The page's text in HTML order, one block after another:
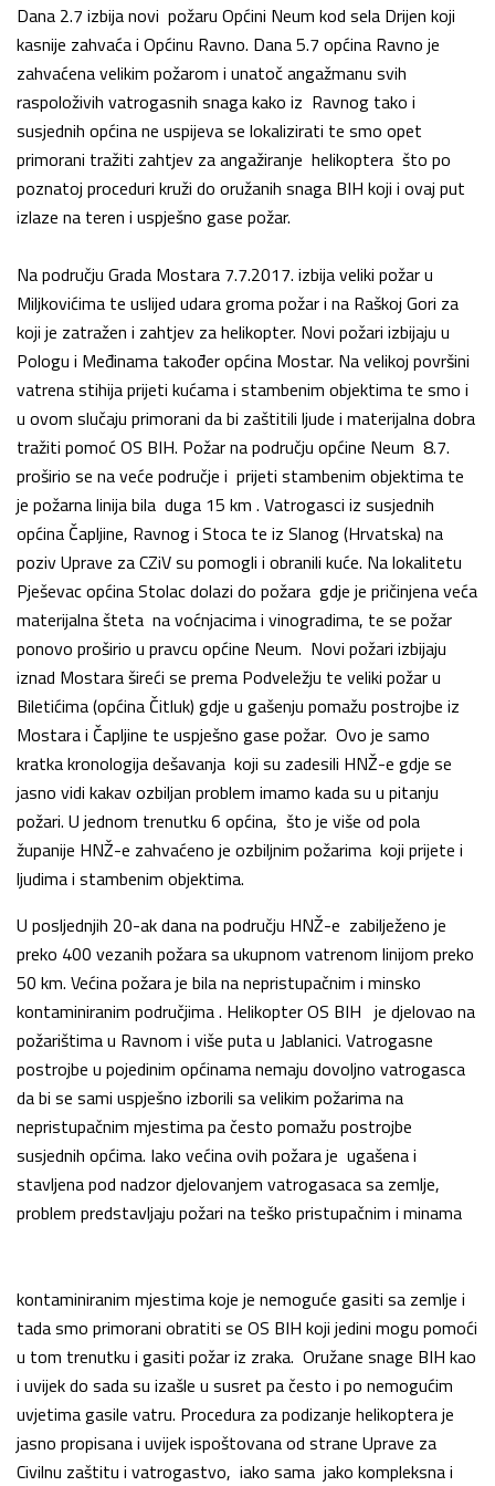
Dana 2.7 izbija novi požaru Općini Neum kod sela Drijen koji
kasnije zahvaća i Općinu Ravno. Dana 5.7 općina Ravno je
zahvaćena velikim požarom i unatoč angažmanu svih
raspoloživih vatrogasnih snaga kako iz Ravnog tako i
susjednih općina ne uspijeva se lokalizirati te smo opet
primorani tražiti zahtjev za angažiranje helikoptera što po
poznatoj proceduri kruži do oružanih snaga BIH koji i ovaj put
izlaze na teren i uspješno gase požar.
Na području Grada Mostara 7.7.2017. izbija veliki požar u
Miljkovićima te uslijed udara groma požar i na Raškoj Gori za
koji je zatražen i zahtjev za helikopter. Novi požari izbijaju u
Pologu i Međinama također općina Mostar. Na velikoj površini
vatrena stihija prijeti kućama i stambenim objektima te smo i
u ovom slučaju primorani da bi zaštitili ljude i materijalna dobra
tražiti pomoć OS BIH. Požar na području općine Neum 8.7.
proširio se na veće područje i prijeti stambenim objektima te
je požarna linija bila duga 15 km . Vatrogasci iz susjednih
općina Čapljine, Ravnog i Stoca te iz Slanog (Hrvatska) na
poziv Uprave za CZiV su pomogli i obranili kuće. Na lokalitetu
Pješevac općina Stolac dolazi do požara gdje je pričinjena veća
materijalna šteta na voćnjacima i vinogradima, te se požar
ponovo proširio u pravcu općine Neum. Novi požari izbijaju
iznad Mostara šireći se prema Podveležju te veliki požar u
Biletićima (općina Čitluk) gdje u gašenju pomažu postrojbe iz
Mostara i Čapljine te uspješno gase požar. Ovo je samo
kratka kronologija dešavanja koji su zadesili HNŽ-e gdje se
jasno vidi kakav ozbiljan problem imamo kada su u pitanju
požari. U jednom trenutku 6 općina, što je više od pola
županije HNŽ-e zahvaćeno je ozbiljnim požarima koji prijete i
ljudima i stambenim objektima.
U posljednjih 20-ak dana na području HNŽ-e zabilježeno je
preko 400 vezanih požara sa ukupnom vatrenom linijom preko
50 km. Većina požara je bila na nepristupačnim i minsko
kontaminiranim područjima . Helikopter OS BIH je djelovao na
požarištima u Ravnom i više puta u Jablanici. Vatrogasne
postrojbe u pojedinim općinama nemaju dovoljno vatrogasca
da bi se sami uspješno izborili sa velikim požarima na
nepristupačnim mjestima pa često pomažu postrojbe
susjednih općima. Iako većina ovih požara je ugašena i
stavljena pod nadzor djelovanjem vatrogasaca sa zemlje,
problem predstavljaju požari na teško pristupačnim i minama
kontaminiranim mjestima koje je nemoguće gasiti sa zemlje i
tada smo primorani obratiti se OS BIH koji jedini mogu pomoći
u tom trenutku i gasiti požar iz zraka. Oružane snage BIH kao
i uvijek do sada su izašle u susret pa često i po nemogućim
uvjetima gasile vatru. Procedura za podizanje helikoptera je
jasno propisana i uvijek ispoštovana od strane Uprave za
Civilnu zaštitu i vatrogastvo, iako sama jako kompleksna i